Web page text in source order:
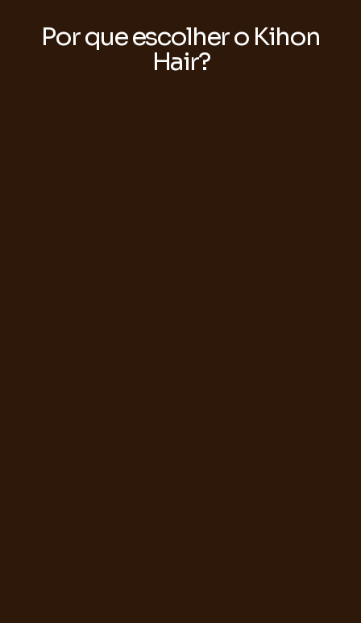
Por que escolher o Kihon
Hair?